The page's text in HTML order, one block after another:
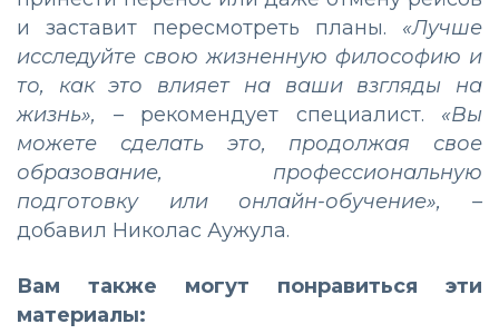
и заставит пересмотреть планы. «Лучше
исследуйте свою жизненную философию и
то, как это влияет на ваши взгляды на
жизнь», – рекомендует специалист. «Вы
можете сделать это, продолжая свое
образование, профессиональную
подготовку или онлайн-обучение», –
добавил Николас Аужула.
Вам также могут понравиться эти
материалы: